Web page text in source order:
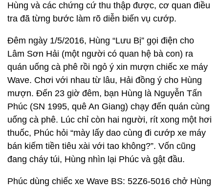
Hùng và các chứng cứ thu thập được, cơ quan điều
tra đã từng bước làm rõ diễn biến vụ cướp.
Đêm ngày 1/5/2016, Hùng “Lưu Bị” gọi điện cho
Lâm Sơn Hải (một người có quan hệ bà con) ra
quán uống cà phê rồi ngỏ ý xin mượn chiếc xe máy
Wave. Chơi với nhau từ lâu, Hải đồng ý cho Hùng
mượn. Đến 23 giờ đêm, bạn Hùng là Nguyễn Tấn
Phúc (SN 1995, quê An Giang) chạy đến quán cùng
uống cà phê. Lúc chỉ còn hai người, rít xong một hơi
thuốc, Phúc hỏi “mày lấy dao cùng đi cướp xe máy
bán kiếm tiền tiêu xài với tao không?”. Vốn cũng
đang cháy túi, Hùng nhìn lại Phúc và gật đầu.
Phúc dùng chiếc xe Wave BS: 52Z6-5016 chở Hùng